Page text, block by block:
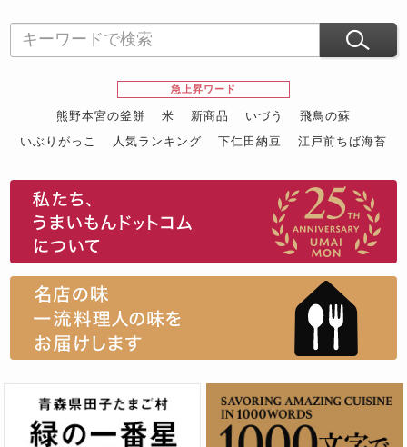
急上昇ワード
熊野本宮の釜餅 米 新商品 いづう
飛鳥の蘇
いぶりがっこ
人気ランキング 下仁田納豆
江戸前ちば海苔